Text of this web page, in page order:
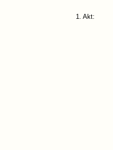
1. Akt: